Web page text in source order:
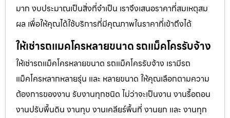
มาก งบประมาณเป็นสิ่งที่จำเป็น เราจึงเสนอราคาที่สมเหตุสม
ผล เพื่อให้คุณได้ใช้บริการที่มีคุณภาพในราคาที่เข้าถึงได้
ให้เช่ารถแมคโครหลายขนาด รถแม็คโครรับจ้าง
ให้เช่ารถแม็คโครหลายขนาด รถแม็คโครรับจ้าง เรามีรถ
แม็คโครหลากหลายรุ่น และ หลายขนาด ให้คุณเลือกตามความ
ต้องการของงาน รับงานทุกชนิด ไม่ว่าจะเป็นงาน งานรื้อถอน
งานปรับพื้นดิน งานทุบ งานเคลียร์พื้นที่ งานยก และ งานทุก